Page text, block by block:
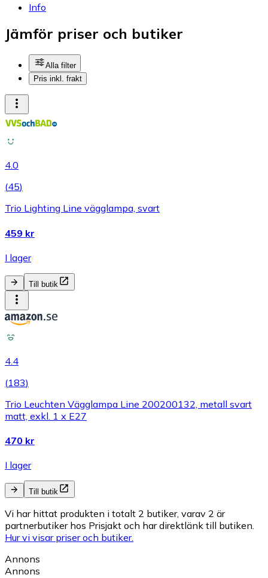
Info
Jämför priser och butiker
Alla filter
Pris inkl. frakt
4.0
(45)
Trio Lighting Line vägglampa, svart
459 kr
I lager
Till butik
4.4
(183)
Trio Leuchten Vägglampa Line 200200132, metall svart
matt, exkl. 1 x E27
470 kr
I lager
Till butik
Vi har hittat produkten i totalt 2 butiker, varav 2 är
partnerbutiker hos Prisjakt och har direktlänk till butiken.
Hur vi visar priser och butiker.
Annons
Annons